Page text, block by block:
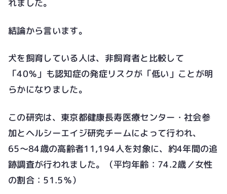
れました。
結論から言います。
犬を飼育している人は、非飼育者と比較して
「40％」も認知症の発症リスクが「低い」ことが明
らかになりました。
この研究は、東京都健康長寿医療センター・社会参
加とヘルシーエイジ研究チームによって行われ、
65〜84歳の高齢者11,194人を対象に、約4年間の追
跡調査が行われました。（平均年齢：74.2歳／女性
の割合：51.5％）